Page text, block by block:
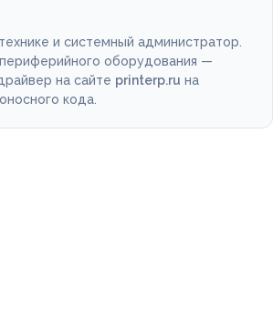
и системный администратор.
оборудования —
на сайте printerp.ru на
кода.